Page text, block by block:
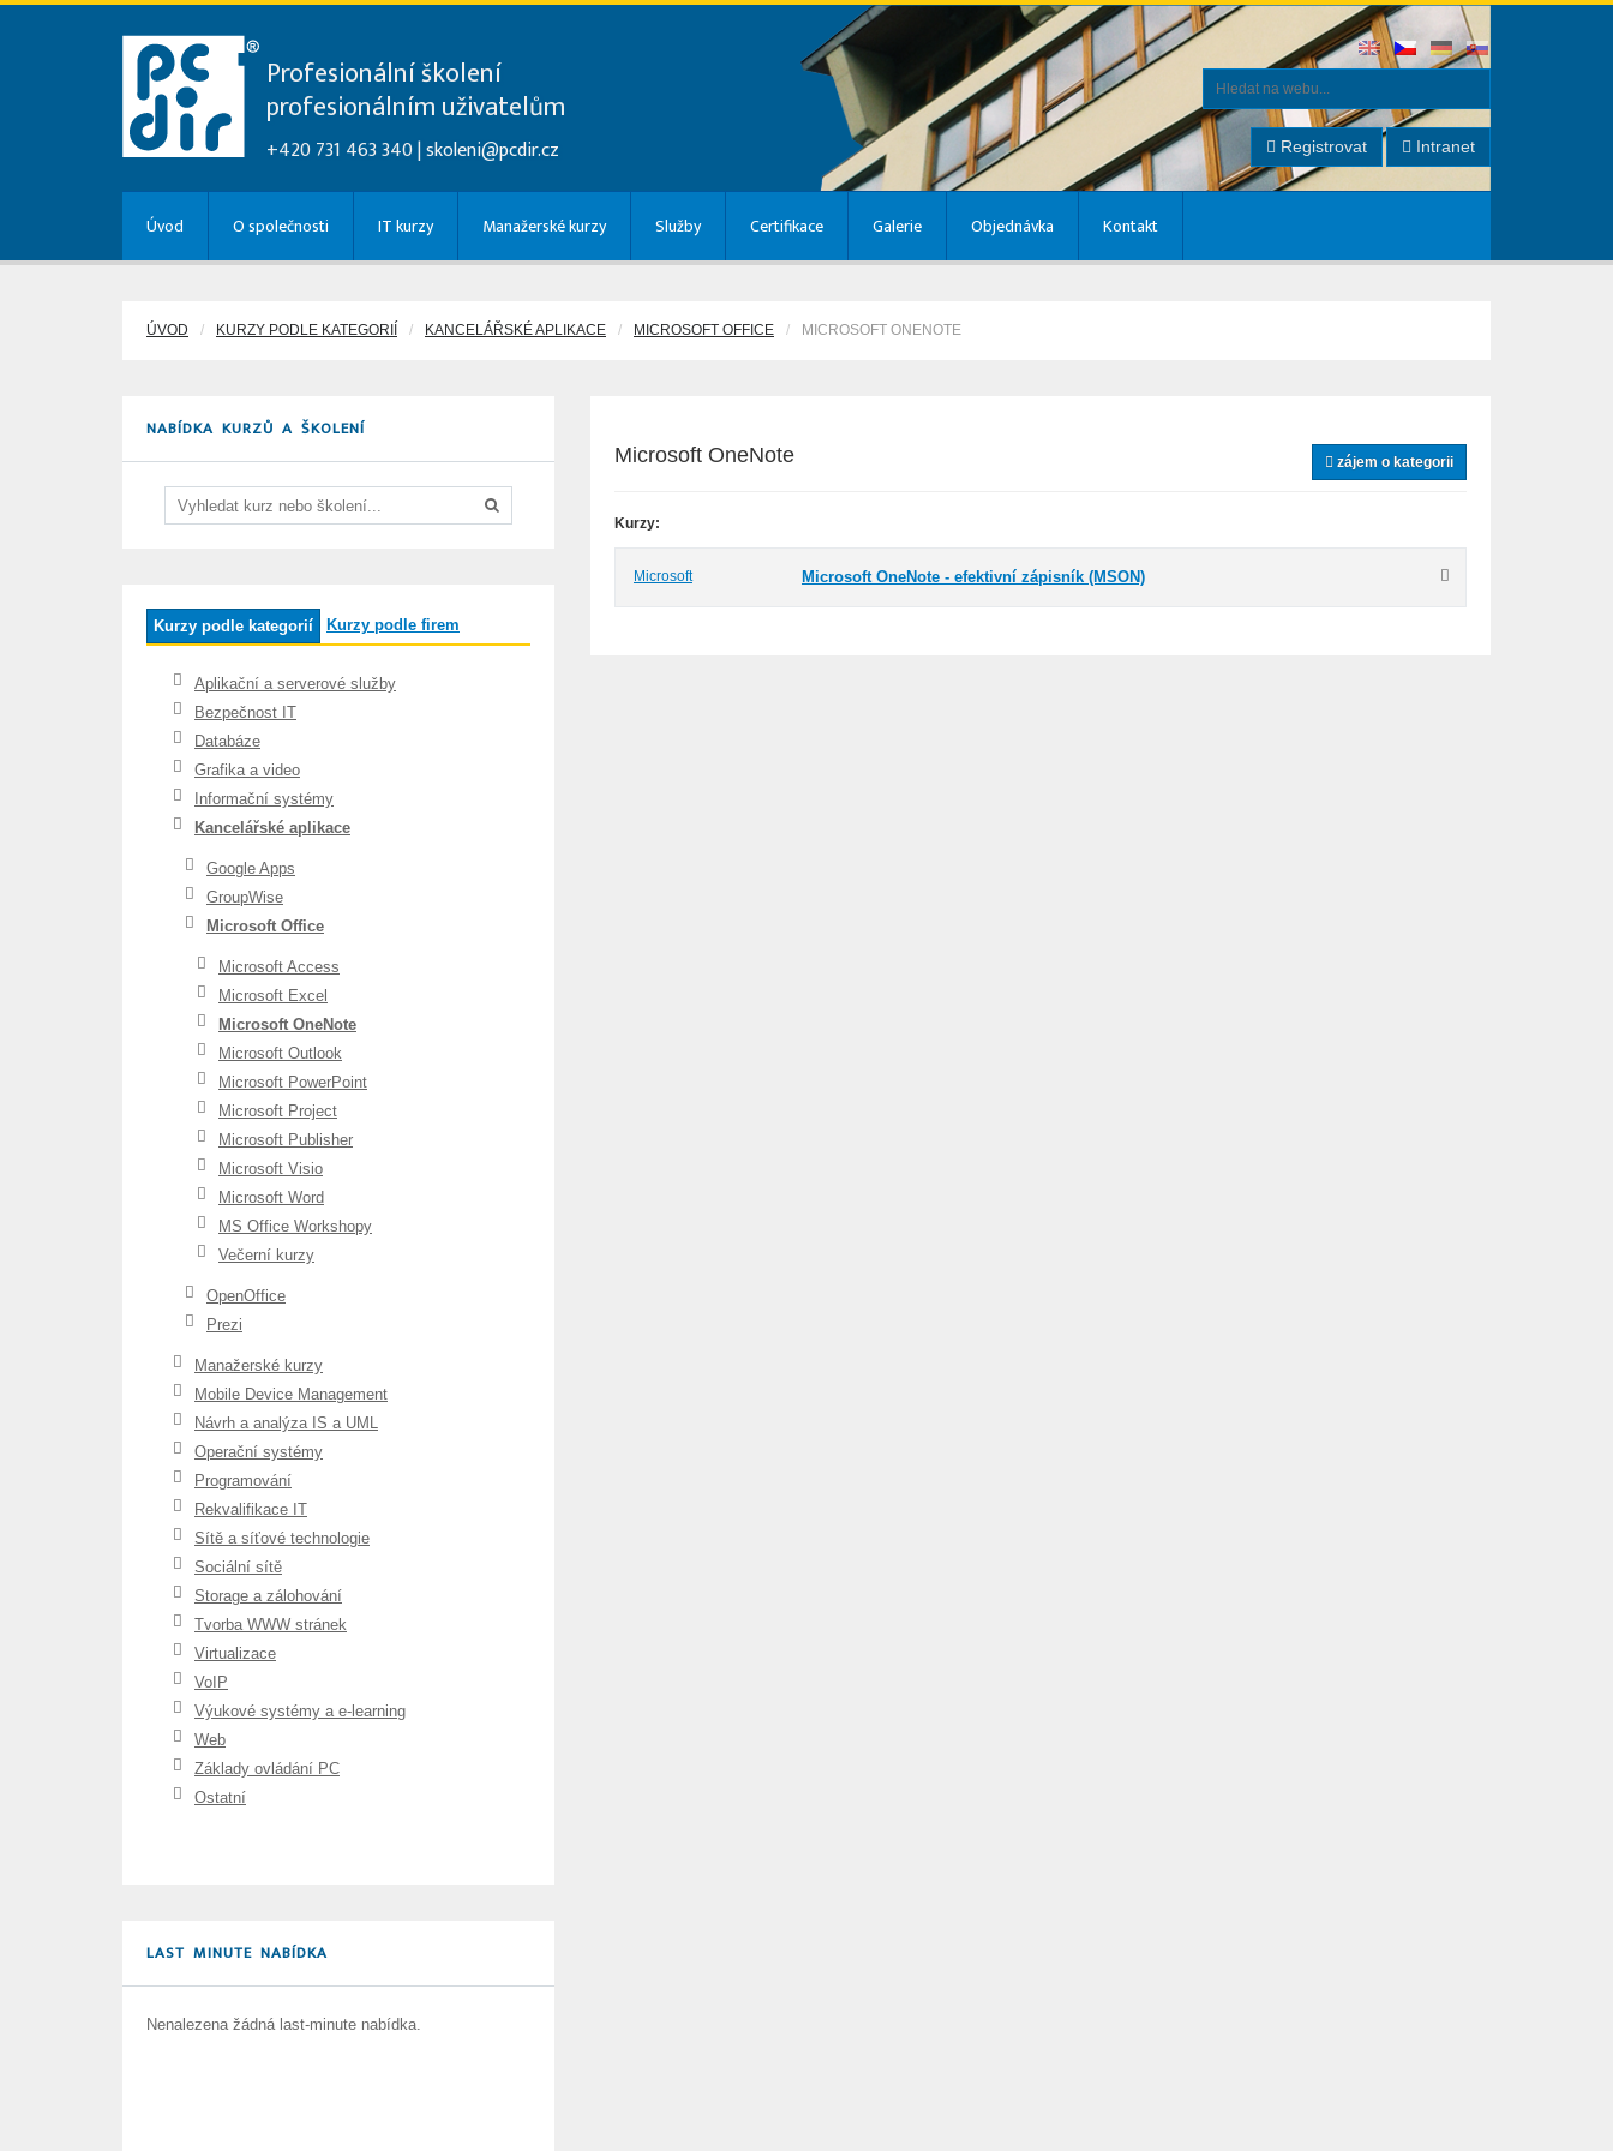
Profesionální školení
profesionálním uživatelům
+420 731 463 340 |skoleni@pcdir.cz Registrovat Intranet
Úvod O společnosti IT kurzy Manažerské kurzy Služby Certifikace Galerie Objednávka Kontakt
ÚVOD KURZY PODLE KATEGORIÍ KANCELÁŘSKÉ APLIKACE MICROSOFT OFFICE MICROSOFT ONENOTE
NABÍDKA KURZŮ A ŠKOLENÍ
Kurzy podle kategorií Kurzy podle firem
Aplikační a serverové služby
Bezpečnost IT
Databáze
Grafika a video
Informační systémy
Kancelářské aplikace
Google Apps
GroupWise
Microsoft Office
Microsoft Access
Microsoft Excel
Microsoft OneNote
Microsoft Outlook
Microsoft PowerPoint
Microsoft Project
Microsoft Publisher
Microsoft Visio
Microsoft Word
MS Office Workshopy
Večerní kurzy
OpenOffice
Prezi
Manažerské kurzy
Mobile Device Management
Návrh a analýza IS a UML
Operační systémy
Programování
Rekvalifikace IT
Sítě a síťové technologie
Sociální sítě
Storage a zálohování
Tvorba WWW stránek
Virtualizace
VoIP
Výukové systémy a e-learning
Web
Základy ovládání PC
Ostatní
LAST MINUTE NABÍDKA
Nenalezena žádná last-minute nabídka.
zájem o kategorii
Microsoft OneNote
Kurzy:
Microsoft Microsoft OneNote - efektivní zápisník (MSON)